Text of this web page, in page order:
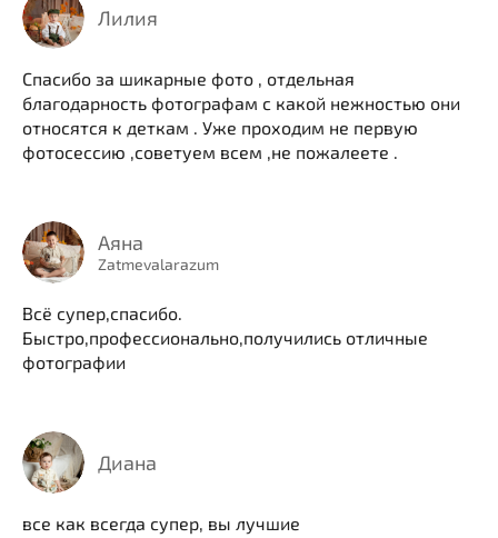
Лилия
Спасибо за шикарные фото , отдельная
благодарность фотографам с какой нежностью они
относятся к деткам . Уже проходим не первую
фотосессию ,советуем всем ,не пожалеете .
Аяна
Zatmevalarazum
Всё супер,спасибо.
Быстро,профессионально,получились отличные
фотографии
Диана
все как всегда супер, вы лучшие